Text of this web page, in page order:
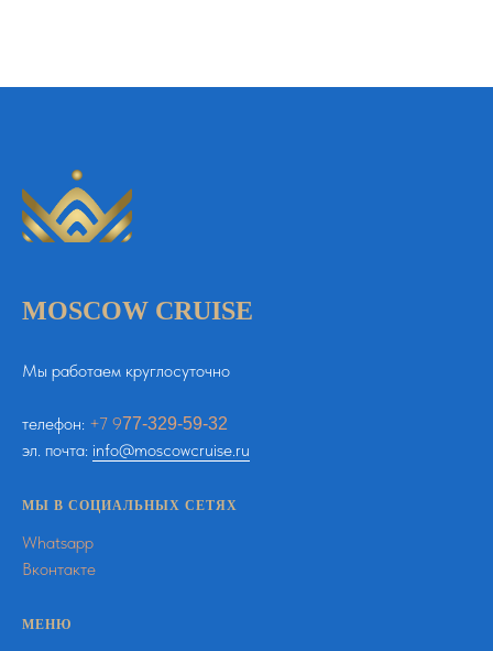
MOSCOW CRUISE
Мы работаем круглосуточно
телефон: +7 977-329-59-32
эл. почта: info@moscowcruise.ru
МЫ В СОЦИАЛЬНЫХ СЕТЯХ
Whatsapp
Вконтакте
МЕНЮ